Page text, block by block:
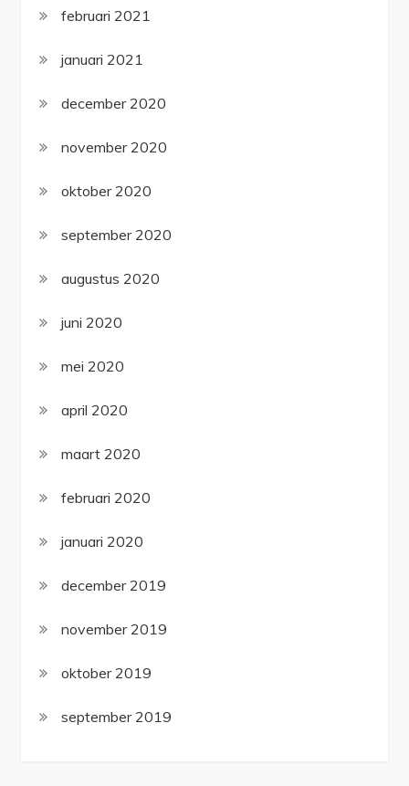
februari 2021
januari 2021
december 2020
november 2020
oktober 2020
september 2020
augustus 2020
juni 2020
mei 2020
april 2020
maart 2020
februari 2020
januari 2020
december 2019
november 2019
oktober 2019
september 2019